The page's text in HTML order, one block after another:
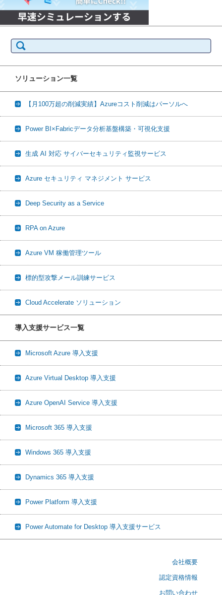
索:
ソリューション一覧
【月100万超の削減実績】Azureコスト削減はパーソルへ
Power BI×Fabricデータ分析基盤構築・可視化支援
生成 AI 対応 サイバーセキュリティ監視サービス
Azure セキュリティ マネジメント サービス
Deep Security as a Service
RPA on Azure
Azure VM 稼働管理ツール
標的型攻撃メール訓練サービス
Cloud Accelerate ソリューション
導入支援サービス一覧
Microsoft Azure 導入支援
Azure Virtual Desktop 導入支援
Azure OpenAI Service 導入支援
Microsoft 365 導入支援
Windows 365 導入支援
Dynamics 365 導入支援
Power Platform 導入支援
Power Automate for Desktop 導入支援サービス
会社概要
認定資格情報
お問い合わせ